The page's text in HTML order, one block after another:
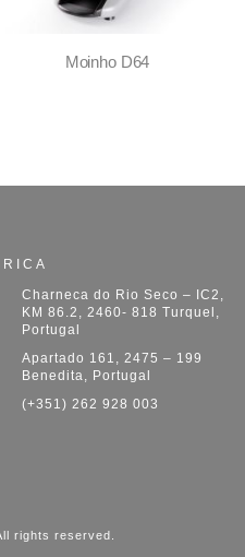
Moinho D64
Charneca do Rio Seco – IC2,
KM 86.2, 2460- 818 Turquel,
Portugal
Apartado 161, 2475 – 199
Benedita, Portugal
(+351) 262 928 003
rights reserved.